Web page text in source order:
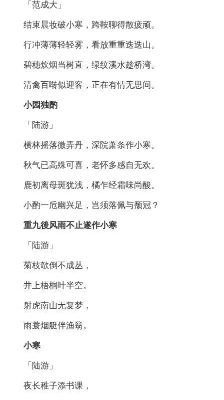
「范成大」
结束晨妆破小寒，跨鞍聊得散疲顽。
行冲薄薄轻轻雾，看放重重迭迭山。
碧穗炊烟当树直，绿纹溪水趁桥湾。
清禽百啭似迎客，正在有情无思间。
小园独酌
「陆游」
横林摇落微弄丹，深院萧条作小寒。
秋气已高殊可喜，老怀多感自无欢。
鹿初离母斑犹浅，橘乍经霜味尚酸。
小酌一卮幽兴足，岂须落佩与颓冠？
重九後风雨不止遂作小寒
「陆游」
菊枝欹倒不成丛，
井上梧桐叶半空。
射虎南山无复梦，
雨蓑烟艇伴渔翁。
小寒
「陆游」
夜长稚子添书课，